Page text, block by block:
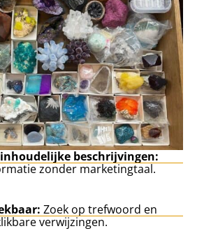
beschrijvingen:
zonder marketingtaal.
Zoek op trefwoord en
verwijzingen.